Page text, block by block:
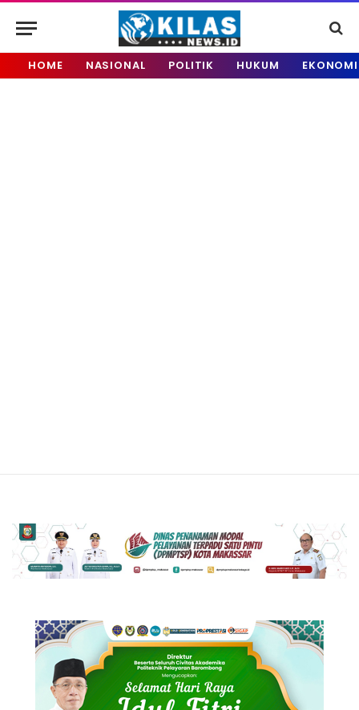
HOME NASIONAL POLITIK HUKUM EKONOMI